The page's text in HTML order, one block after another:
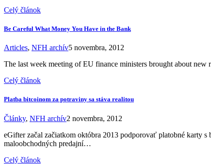
Celý článok
Be Careful What Money You Have in the Bank
Articles, NFH archív5 novembra, 2012
The last week meeting of EU finance ministers brought about
Celý článok
Platba bitcoinom za potraviny sa stáva realitou
Články, NFH archív2 novembra, 2012
eGifter začal začiatkom októbra 2013 podporovať platobné karty
maloobchodných predajní…
Celý článok